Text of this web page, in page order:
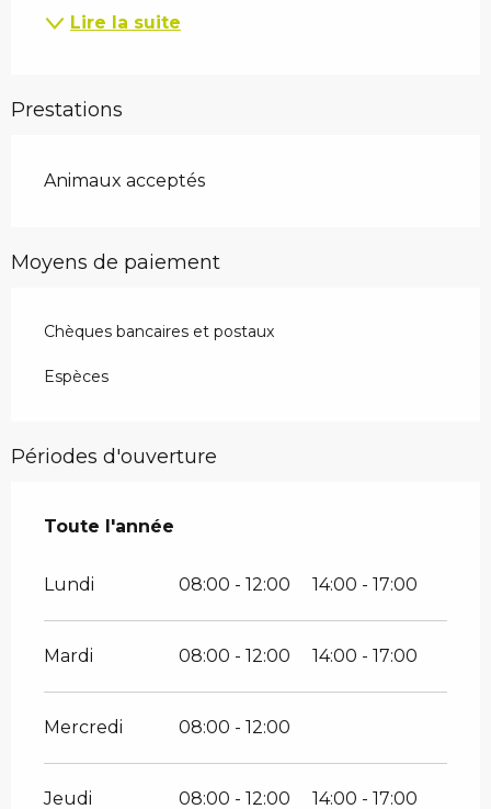
Lire la suite
Prestations
Animaux acceptés
Moyens de paiement
Chèques bancaires et postaux
Espèces
Périodes d'ouverture
Toute l'année
Toute l'année
Lundi 08:00 - 12:00 14:00 - 17:00
Mardi 08:00 - 12:00 14:00 - 17:00
Mercredi 08:00 - 12:00
Jeudi 08:00 - 12:00 14:00 - 17:00